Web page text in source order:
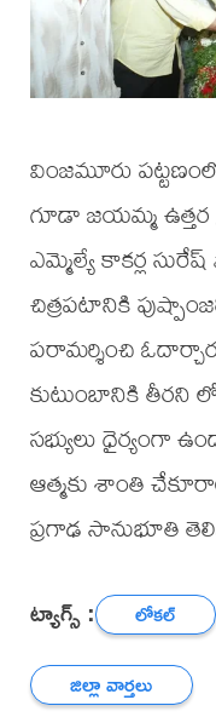
వింజమూరు
గూడా జయమ్మ
ఎమ్మెల్యే కాకర్ల
చిత్రపటానికి
పరామర్శించి
కుటుంబానికి తీరని
సభ్యులు ధైర్యంగా
ఆత్మకు శాంతి
ప్రగాఢ సానుభూతి
ట్యాగ్స్ : లోకల్
జిల్లా వార్తలు